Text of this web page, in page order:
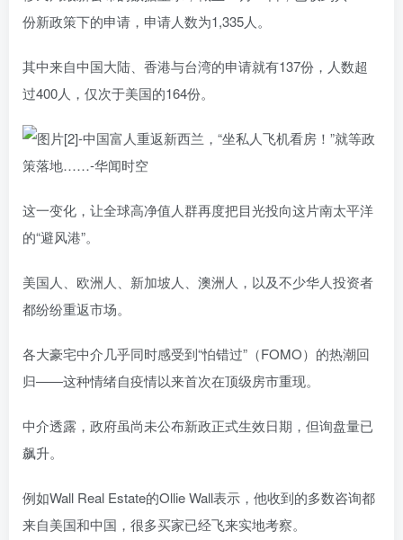
份新政策下的申请，申请人数为1,335人。
其中来自中国大陆、香港与台湾的申请就有137份，人数超
过400人，仅次于美国的164份。
这一变化，让全球高净值人群再度把目光投向这片南太平洋
的“避风港”。
美国人、欧洲人、新加坡人、澳洲人，以及不少华人投资者
都纷纷重返市场。
各大豪宅中介几乎同时感受到“怕错过”（FOMO）的热潮回
归——这种情绪自疫情以来首次在顶级房市重现。
中介透露，政府虽尚未公布新政正式生效日期，但询盘量已
飙升。
例如Wall Real Estate的Ollie Wall表示，他收到的多数咨询都
来自美国和中国，很多买家已经飞来实地考察。